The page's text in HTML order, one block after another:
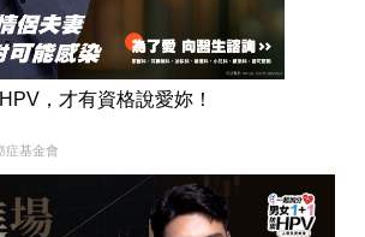
，才有資格說愛妳！
症基金會